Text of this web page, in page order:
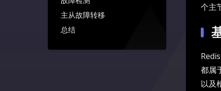
主从故障转移
总结
个主
都属
以及